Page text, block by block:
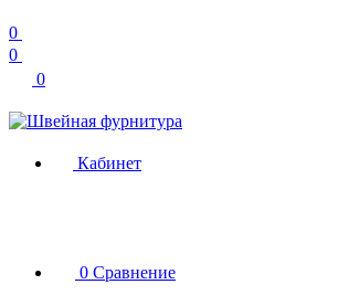
0
0
0
Кабинет
0 Сравнение